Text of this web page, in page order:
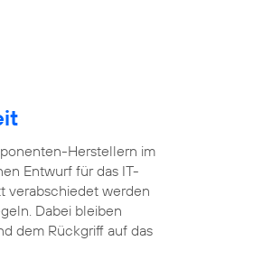
Herstellern im
Entwurf für das IT-
verabschiedet werden
Dabei bleiben
dem Rückgriff auf das